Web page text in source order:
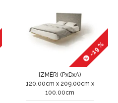
-19 %
IZMĒRI (PxDxA)
120.00cm x 209.00cm x
100.00cm